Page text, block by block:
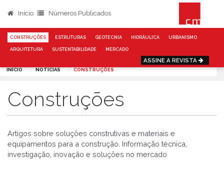
Início Números Publicados
CONSTRUÇÕES ESTRUTURAS GEOTECNIA HIDRÁULICA URBANISMO
ARQUITETURA SUSTENTABILIDADE MERCADO
ASSINE A REVISTA
INÍCIO NOTÍCIAS CONSTRUÇÕES
Construções
Artigos sobre soluções construtivas e materiais e
equipamentos para a construção. Informação técnica,
investigação, inovação e soluções no mercado